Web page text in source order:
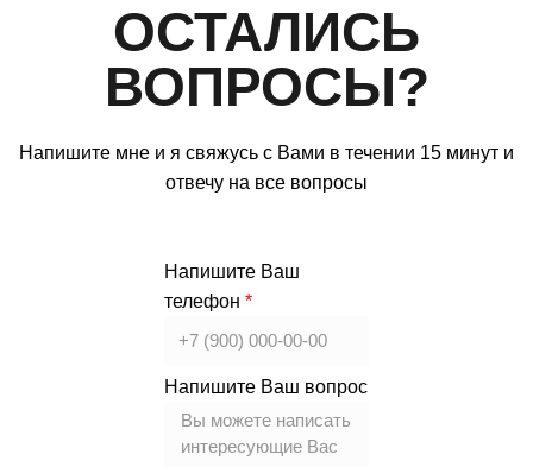
ОСТАЛИСЬ
ВОПРОСЫ?
Напишите мне и я свяжусь с Вами в течении 15 минут и
отвечу на все вопросы
Напишите Ваш
телефон
Напишите Ваш вопрос